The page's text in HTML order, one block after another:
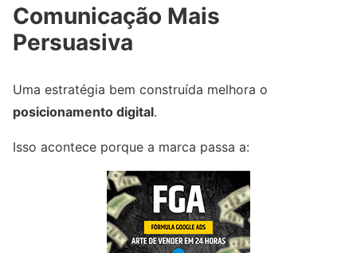
Comunicação Mais
Persuasiva
Uma estratégia bem construída melhora o
posicionamento digital.
Isso acontece porque a marca passa a: